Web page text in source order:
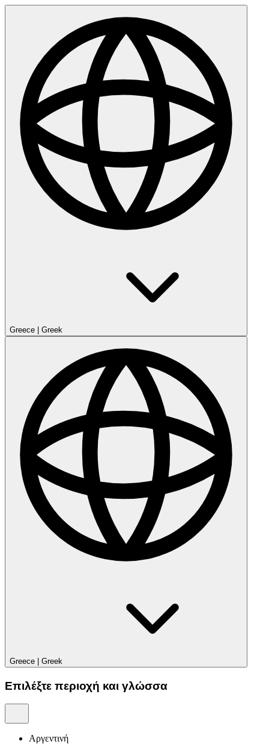
Greece Greek
Greece Greek
Επιλέξτε περιοχή και γλώσσα
Αργεντινή